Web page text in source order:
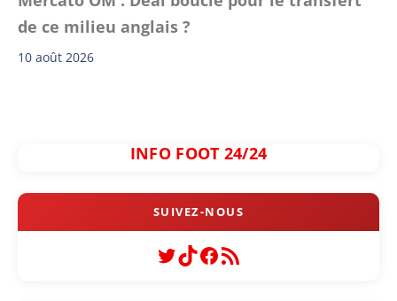
de ce milieu anglais ?
10 août 2026
INFO FOOT 24/24
Twitter
TikTok
Facebook
Flux RSS